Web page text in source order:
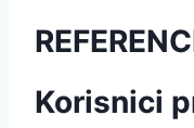
Korisnici